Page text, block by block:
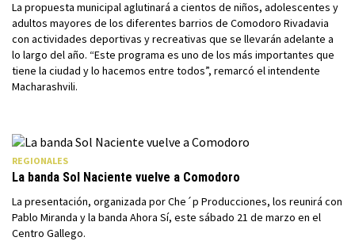
La propuesta municipal aglutinará a cientos de niños, adolescentes y
adultos mayores de los diferentes barrios de Comodoro Rivadavia
con actividades deportivas y recreativas que se llevarán adelante a
lo largo del año. “Este programa es uno de los más importantes que
tiene la ciudad y lo hacemos entre todos”, remarcó el intendente
Macharashvili.
REGIONALES
La banda Sol Naciente vuelve a Comodoro
La presentación, organizada por Che´p Producciones, los reunirá con
Pablo Miranda y la banda Ahora Sí, este sábado 21 de marzo en el
Centro Gallego.